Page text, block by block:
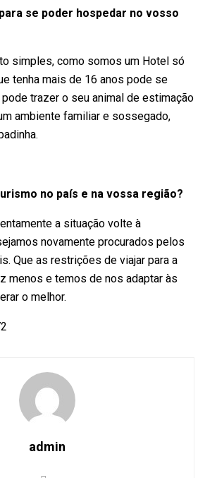
se poder hospedar no vosso
simples, como somos um Hotel só
tenha mais de 16 anos pode se
trazer o seu animal de estimação
ambiente familiar e sossegado,
no país e na vossa região?
a situação volte à
novamente procurados pelos
Que as restrições de viajar para a
menos e temos de nos adaptar às
o melhor.
admin